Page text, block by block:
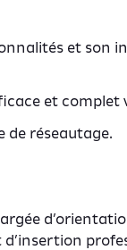
et son
et complet
de réseautage.
d’insertion